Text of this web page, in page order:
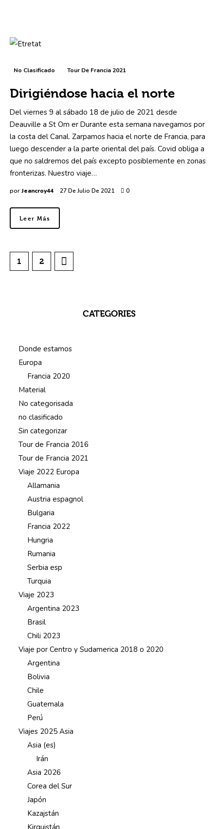
No Clasificado Tour De Francia 2021
Dirigiéndose hacia el norte
Del viernes 9 al sábado 18 de julio de 2021 desde
Deauville a St Om er Durante esta semana navegamos por
la costa del Canal. Zarpamos hacia el norte de Francia, para
luego descender a la parte oriental del país. Covid obliga a
que no saldremos del país excepto posiblemente en zonas
fronterizas. Nuestro viaje…
por Jeancroy44 27 De Julio De 2021 0
Leer Más
1 2
>
CATEGORIES
Donde estamos
Europa
Francia 2020
Material
No categorisada
no clasificado
Sin categorizar
Tour de Francia 2016
Tour de Francia 2021
Viaje 2022 Europa
Allamania
Austria espagnol
Bulgaria
Francia 2022
Hungria
Rumania
Serbia esp
Turquia
Viaje 2023
Argentina 2023
Brasil
Chili 2023
Viaje por Centro y Sudamerica 2018 o 2020
Argentina
Bolivia
Chile
Guatemala
Perú
Viajes 2025 Asia
Asia (es)
Irán
Asia 2026
Corea del Sur
Japón
Kazajstán